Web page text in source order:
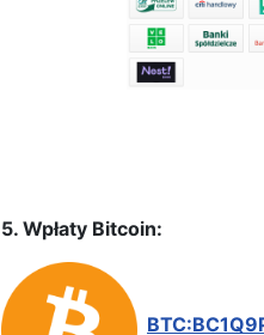
5. Wpłaty Bitcoin: